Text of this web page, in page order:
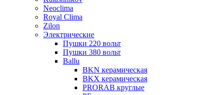
Neoclima
Royal Clima
Zilon
Электрические
Пушки 220 вольт
Пушки 380 вольт
Ballu
BKN керамическая
BKX керамическая
PRORAB круглые